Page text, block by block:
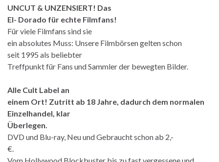
UNCUT & UNZENSIERT! Das
El- Dorado für echte Filmfans!
Für viele Filmfans sind sie
ein absolutes Muss: Unsere Filmbörsen gelten schon
seit 1995 als beliebter
Treffpunkt für Fans und Sammler der bewegten Bilder.
Alle Cult Label an
einem Ort! Zutritt ab 18 Jahre, dadurch dem normalen
Einzelhandel, klar
Überlegen.
DVD und Blu-ray, Neu und Gebraucht schon ab 2,-
€.